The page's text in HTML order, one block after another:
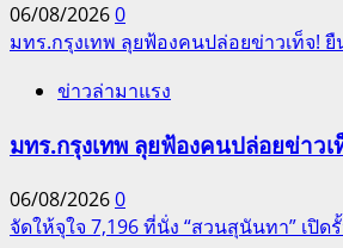
06/08/20260
มทร.กรุงเทพ ลุยฟ้องคนปล่อยข่าวเท็จ!
ข่าวล่ามาแรง
มทร.กรุงเทพ ลุยฟ้องคนปล่อยข่า
06/08/20260
จัดให้จุใจ 7,196 ที่นั่ง “สวนสุนันทา” เปิ